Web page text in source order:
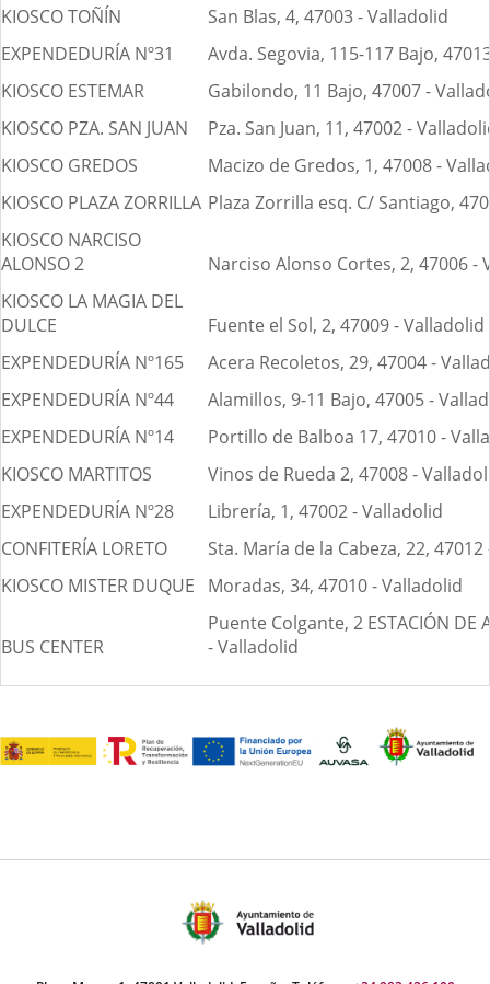
KIOSCO TOÑÍN
San Blas, 4, 47003 - Valladolid
EXPENDEDURÍA Nº31
Avda. Segovia, 115-117 Bajo,
KIOSCO ESTEMAR
Gabilondo, 11 Bajo, 47007 -
KIOSCO PZA. SAN JUAN
Pza. San Juan, 11, 47002 -
KIOSCO GREDOS
Macizo de Gredos, 1, 47008 -
KIOSCO PLAZA ZORRILLA Plaza Zorrilla esq. C/ Santiago,
KIOSCO NARCISO
ALONSO 2
Narciso Alonso Cortes, 2, 47006 -
KIOSCO LA MAGIA DEL
DULCE
Fuente el Sol, 2, 47009 - Valladolid
EXPENDEDURÍA Nº165
Acera Recoletos, 29, 47004 -
EXPENDEDURÍA Nº44
Alamillos, 9-11 Bajo, 47005 -
EXPENDEDURÍA Nº14
Portillo de Balboa 17, 47010 -
KIOSCO MARTITOS
Vinos de Rueda 2, 47008 -
EXPENDEDURÍA Nº28
Librería, 1, 47002 - Valladolid
CONFITERÍA LORETO
Sta. María de la Cabeza, 22,
KIOSCO MISTER DUQUE
Moradas, 34, 47010 - Valladolid
BUS CENTER
Puente Colgante, 2 ESTACIÓN DE
- Valladolid